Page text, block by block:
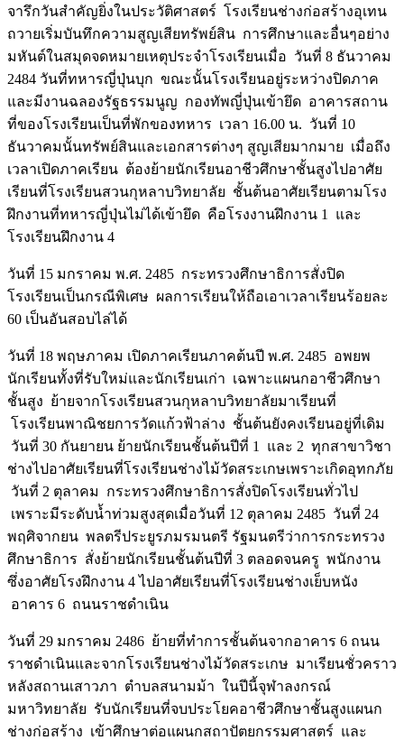
จารึกวันสำคัญยิ่งในประวัติศาสตร์ โรงเรียนช่างก่อสร้างอุเทน
ถวายเริ่มบันทึกความสูญเสียทรัพย์สิน การศึกษาและอื่นๆอย่าง
มหันต์ในสมุดจดหมายเหตุประจำโรงเรียนเมื่อ วันที่ 8 ธันวาคม
2484 วันที่ทหารญี่ปุ่นบุก ขณะนั้นโรงเรียนอยู่ระหว่างปิดภาค
และมีงานฉลองรัฐธรรมนูญ กองทัพญี่ปุ่นเข้ายึด อาคารสถาน
ที่ของโรงเรียนเป็นที่พักของทหาร เวลา 16.00 น. วันที่ 10
ธันวาคมนั้นทรัพย์สินและเอกสารต่างๆ สูญเสียมากมาย เมื่อถึง
เวลาเปิดภาคเรียน ต้องย้ายนักเรียนอาชีวศึกษาชั้นสูงไปอาศัย
เรียนที่โรงเรียนสวนกุหลาบวิทยาลัย ชั้นต้นอาศัยเรียนตามโรง
ฝึกงานที่ทหารญี่ปุ่นไม่ได้เข้ายึด คือโรงงานฝึกงาน 1 และ
โรงเรียนฝึกงาน 4
วันที่ 15 มกราคม พ.ศ. 2485 กระทรวงศึกษาธิการสั่งปิด
โรงเรียนเป็นกรณีพิเศษ ผลการเรียนให้ถือเอาเวลาเรียนร้อยละ
60 เป็นอันสอบไล่ได้
วันที่ 18 พฤษภาคม เปิดภาคเรียนภาคต้นปี พ.ศ. 2485 อพยพ
นักเรียนทั้งที่รับใหม่และนักเรียนเก่า เฉพาะแผนกอาชีวศึกษา
ชั้นสูง ย้ายจากโรงเรียนสวนกุหลาบวิทยาลัยมาเรียนที่
โรงเรียนพาณิชยการวัดแก้วฟ้าล่าง ชั้นต้นยังคงเรียนอยู่ที่เดิม
วันที่ 30 กันยายน ย้ายนักเรียนชั้นต้นปีที่ 1 และ 2 ทุกสาขาวิชา
ช่างไปอาศัยเรียนที่โรงเรียนช่างไม้วัดสระเกษเพราะเกิดอุทกภัย
วันที่ 2 ตุลาคม กระทรวงศึกษาธิการสั่งปิดโรงเรียนทั่วไป
เพราะมีระดับน้ำท่วมสูงสุดเมื่อวันที่ 12 ตุลาคม 2485 วันที่ 24
พฤศิจากยน พลตรีประยูรภมรมนตรี รัฐมนตรีว่าการกระทรวง
ศึกษาธิการ สั่งย้ายนักเรียนชั้นต้นปีที่ 3 ตลอดจนครู พนักงาน
ซึ่งอาศัยโรงฝึกงาน 4 ไปอาศัยเรียนที่โรงเรียนช่างเย็บหนัง
อาคาร 6 ถนนราชดำเนิน
วันที่ 29 มกราคม 2486 ย้ายที่ทำการชั้นต้นจากอาคาร 6 ถนน
ราชดำเนินและจากโรงเรียนช่างไม้วัดสระเกษ มาเรียนชั่วคราว
หลังสถานเสาวภา ตำบลสนามม้า ในปีนี้จุฬาลงกรณ์
มหาวิทยาลัย รับนักเรียนที่จบประโยคอาชีวศึกษาชั้นสูงแผนก
ช่างก่อสร้าง เข้าศึกษาต่อแผนกสถาปัตยกรรมศาสตร์ และ